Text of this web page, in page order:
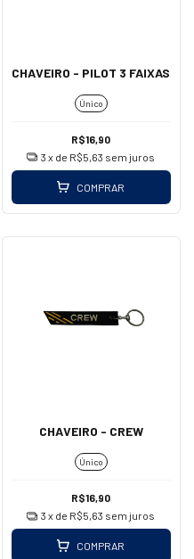
CHAVEIRO - PILOT 3 FAIXAS
Único
R$16,90
3 x de R$5,63 sem juros
COMPRAR
CHAVEIRO - CREW
Único
R$16,90
3 x de R$5,63 sem juros
COMPRAR